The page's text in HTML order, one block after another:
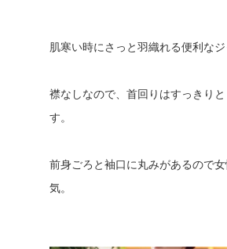
肌寒い時にさっと羽織れる便利なジ
襟なしなので、首回りはすっきり
す。
前身ごろと袖口に丸みがあるので
気。